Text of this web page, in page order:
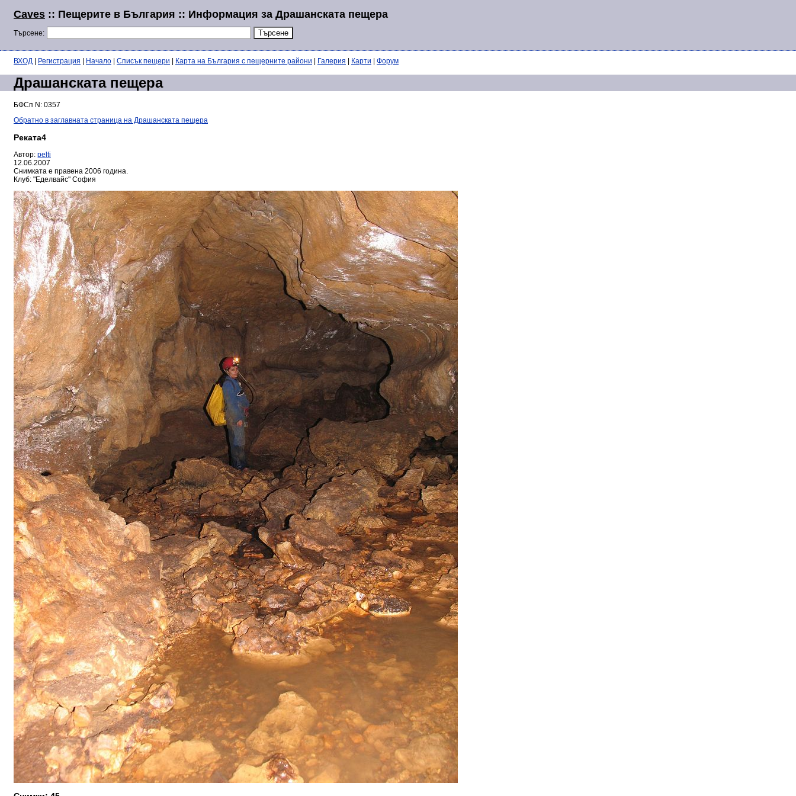
Caves :: Пещерите в България :: Информация за Драшанската пещера
Търсене:
ВХОД Регистрация Начало Списък пещери Карта на България с пещерните райони Галерия Карти Форум
Драшанската пещера
БФСп N: 0357
Обратно в заглавната страница на Драшанската пещера
Реката4
Автор: pelti
12.06.2007
Снимката е правена 2006 година.
Клуб: "Еделвайс" София